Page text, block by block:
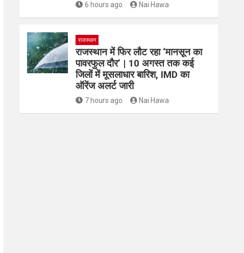
6 hours ago Nai Hawa
राजस्थान
राजस्थान में फिर लौट रहा ‘मानसून का
पावरफुल दौर’ | 10 अगस्त तक कई
जिलों में मूसलाधार बारिश, IMD का
ऑरेंज अलर्ट जारी
7 hours ago Nai Hawa